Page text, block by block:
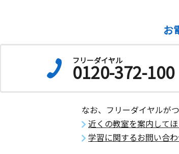
お
フリーダイヤル
0120-372-100
なお、フリーダイヤルが
近くの教室を案内して
学習に関するお問い合